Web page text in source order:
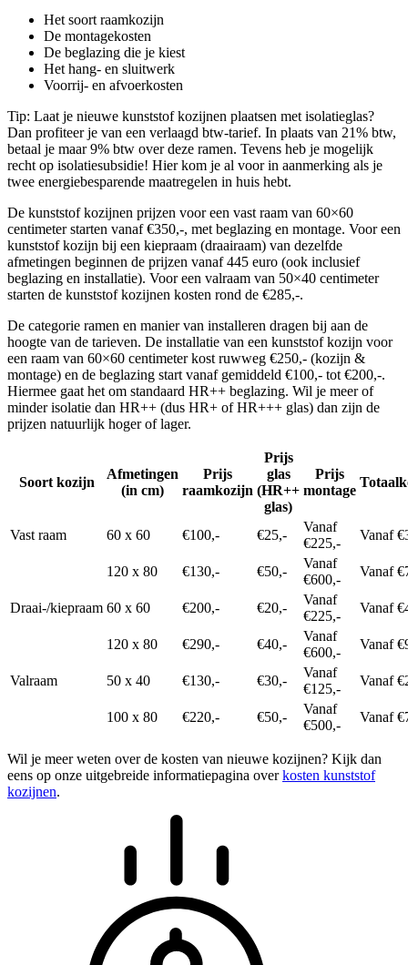
Het soort raamkozijn
De montagekosten
De beglazing die je kiest
Het hang- en sluitwerk
Voorrij- en afvoerkosten
Tip: Laat je nieuwe kunststof kozijnen plaatsen met isolatieglas?
Dan profiteer je van een verlaagd btw-tarief. In plaats van 21% btw,
betaal je maar 9% btw over deze ramen. Tevens heb je mogelijk
recht op isolatiesubsidie! Hier kom je al voor in aanmerking als je
twee energiebesparende maatregelen in huis hebt.
De kunststof kozijnen prijzen voor een vast raam van 60×60
centimeter starten vanaf €350,-, met beglazing en montage. Voor een
kunststof kozijn bij een kiepraam (draairaam) van dezelfde
afmetingen beginnen de prijzen vanaf 445 euro (ook inclusief
beglazing en installatie). Voor een valraam van 50×40 centimeter
starten de kunststof kozijnen kosten rond de €285,-.
De categorie ramen en manier van installeren dragen bij aan de
hoogte van de tarieven. De installatie van een kunststof kozijn voor
een raam van 60×60 centimeter kost ruwweg €250,- (kozijn &
montage) en de beglazing start vanaf gemiddeld €100,- tot €200,-.
Hiermee gaat het om standaard HR++ beglazing. Wil je meer of
minder isolatie dan HR++ (dus HR+ of HR+++ glas) dan zijn de
prijzen natuurlijk hoger of lager.
Soort kozijn
Afmetingen
(in cm)
Prijs
raamkozijn
Prijs
glas
(HR++
glas)
Prijs
montage
Vast raam 60 x 60 €100,- €25,-
Vanaf
€225,-
Vanaf
120 x 80 €130,- €50,-
Vanaf
€600,-
Vanaf
Draai-/kiepraam 60 x 60 €200,- €20,-
Vanaf
€225,-
Vanaf
120 x 80 €290,- €40,-
Vanaf
€600,-
Vanaf
Valraam 50 x 40 €130,- €30,-
Vanaf
€125,-
Vanaf
100 x 80 €220,- €50,-
Vanaf
€500,-
Vanaf
Wil je meer weten over de kosten van nieuwe kozijnen? Kijk dan
eens op onze uitgebreide informatiepagina overkosten kunststof
kozijnen.